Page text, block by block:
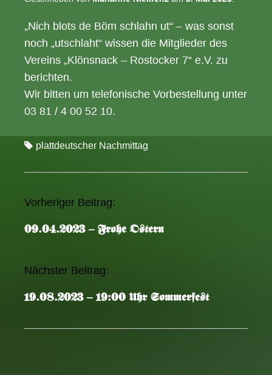
„Nich blots de Böm schlahn ut“ – was sonst
noch „utschlaht“ wissen die Mitglieder des
Vereins „Klönsnack – Rostocker 7“ e.V. zu
berichten.
Wir bitten um telefonische Vorbestellung unter
03 81 / 4 00 52 10.
plattdeutscher Nachmittag
A
t
k
l
Vorheriger Beitrag:
09.04.2023 – Frohe Ostern
Nächster Beitrag:
19.08.2023 – 19:00 Uhr Sommerfest